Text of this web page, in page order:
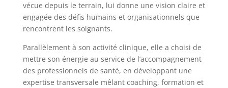
vécue depuis le terrain, lui donne une vision claire et
engagée des défis humains et organisationnels que
rencontrent les soignants.
Parallèlement à son activité clinique, elle a choisi de
mettre son énergie au service de l’accompagnement
des professionnels de santé, en développant une
expertise transversale mêlant coaching, formation et